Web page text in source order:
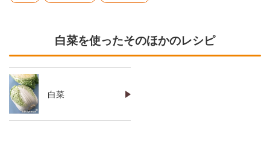
白菜を使ったそのほかのレシピ
白菜